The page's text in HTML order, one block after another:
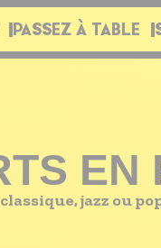
PASSEZ À TABLE
EN
jazz ou